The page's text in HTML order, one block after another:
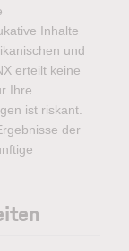
Inhalte
und
erteilt keine
Ihre
ist riskant.
der